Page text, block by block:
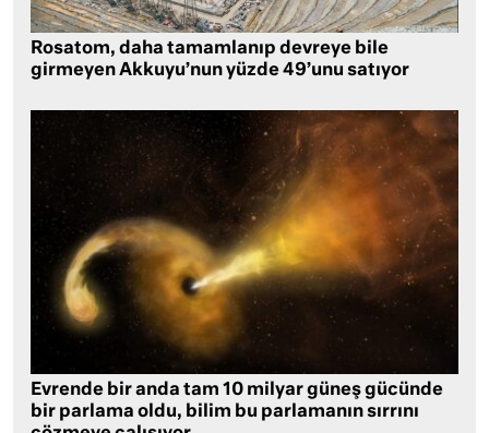
Rosatom, daha tamamlanıp devreye bile
girmeyen Akkuyu’nun yüzde 49’unu satıyor
Evrende bir anda tam 10 milyar güneş gücünde
bir parlama oldu, bilim bu parlamanın sırrını